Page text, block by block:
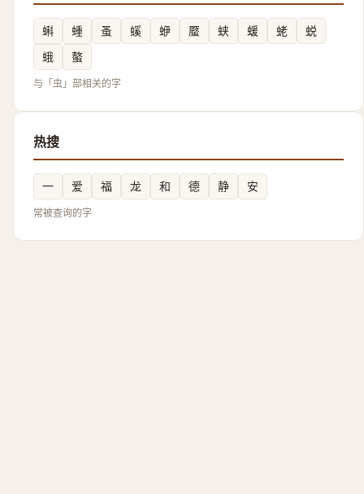
蝌 蝩 蚤 螇 蛜 蟨 蛱 蝯 蛯
蜕
蛾
螯
与「虫」部相关的字
热搜
一 爱 福 龙 和 德 静 安
常被查询的字